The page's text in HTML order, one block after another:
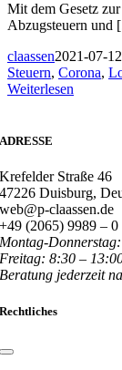
Mit dem Gesetz
Abzugsteuern und
claassen2021-07-
Steuern, Corona,
Weiterlesen
ADRESSE
Krefelder Straße 46
47226 Duisburg,
web@p-claassen.de
+49 (2065) 9989 – 0
Montag-
Freitag: 8:30 –
Beratung jederzeit
Rechtliches
Toggle